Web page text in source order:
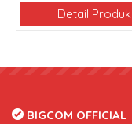
Detail Produk
BIGCOM OFFICIAL